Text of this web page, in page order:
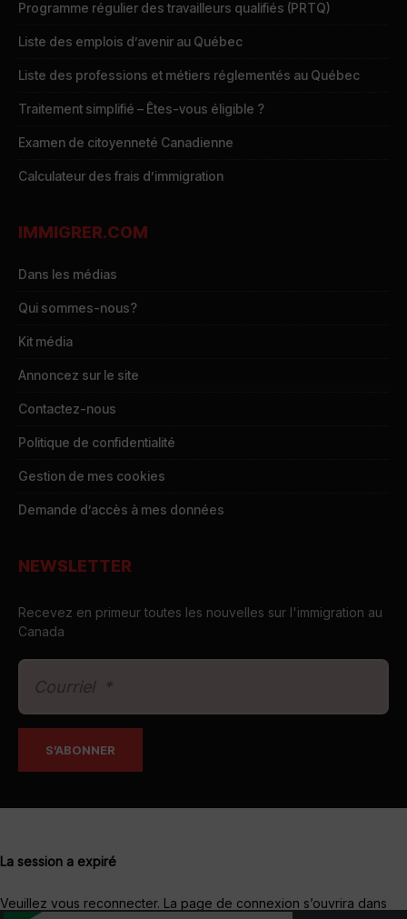
Programme régulier des travailleurs qualifiés (PRTQ)
Liste des emplois d’avenir au Québec
Liste des professions et métiers réglementés au Québec
Traitement simplifié – Êtes-vous éligible ?
Examen de citoyenneté Canadienne
Calculateur des frais d’immigration
IMMIGRER.COM
Dans les médias
Qui sommes-nous?
Kit média
Annoncez sur le site
Contactez-nous
Politique de confidentialité
Gestion de mes cookies
Demande d’accès à mes données
NEWSLETTER
Recevez en primeur toutes les nouvelles sur l'immigration au
Canada
La session a expiré
Veuillez vous reconnecter. La page de connexion s’ouvrira dans